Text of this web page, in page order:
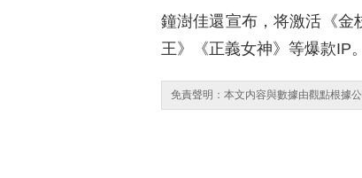
鐘澍佳還宣布，将激活《金
王》《正義女神》等爆款IP。
免責聲明：本文内容與數據由觀點根據